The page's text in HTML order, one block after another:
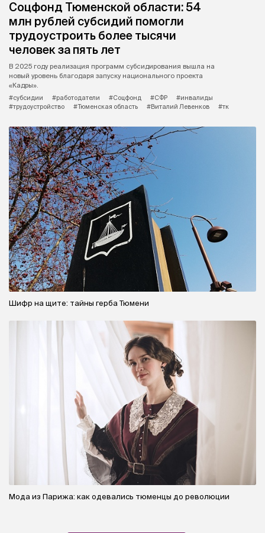
Соцфонд Тюменской области: 54
млн рублей субсидий помогли
трудоустроить более тысячи
человек за пять лет
В 2025 году реализация программ субсидирования вышла на
новый уровень благодаря запуску национального проекта
«Кадры».
#субсидии
#работодатели #Соцфонд #СФР
#инвалиды
#трудоустройство
#Тюменская область #Виталий Левенков #тк
Шифр на щите: тайны герба Тюмени
Мода из Парижа: как одевались тюменцы до революции